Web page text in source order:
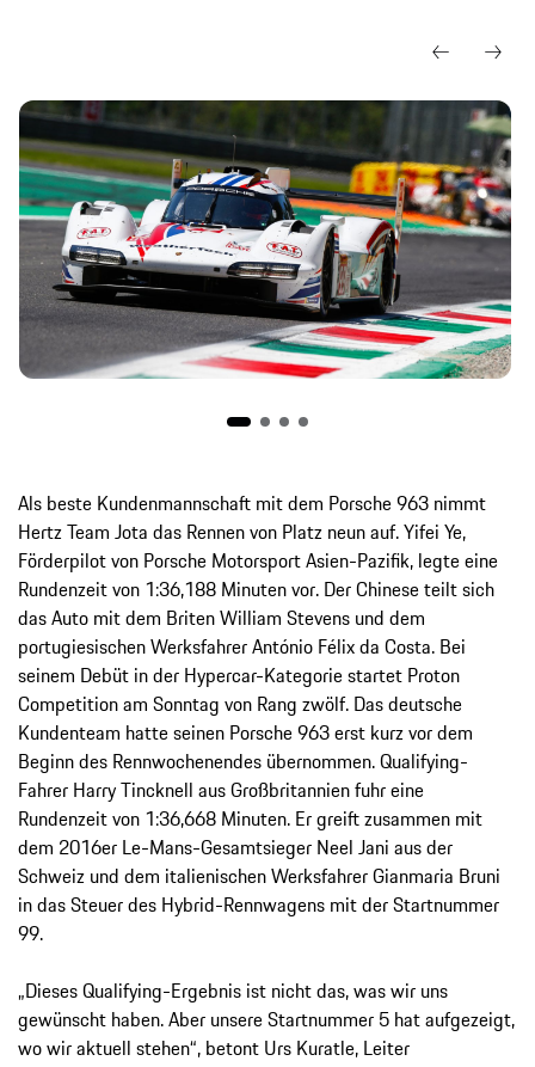
Als beste Kundenmannschaft mit dem Porsche 963 nimmt
Hertz Team Jota das Rennen von Platz neun auf. Yifei Ye,
Förderpilot von Porsche Motorsport Asien-Pazifik, legte eine
Rundenzeit von 1:36,188 Minuten vor. Der Chinese teilt sich
das Auto mit dem Briten William Stevens und dem
portugiesischen Werksfahrer António Félix da Costa. Bei
seinem Debüt in der Hypercar-Kategorie startet Proton
Competition am Sonntag von Rang zwölf. Das deutsche
Kundenteam hatte seinen Porsche 963 erst kurz vor dem
Beginn des Rennwochenendes übernommen. Qualifying-
Fahrer Harry Tincknell aus Großbritannien fuhr eine
Rundenzeit von 1:36,668 Minuten. Er greift zusammen mit
dem 2016er Le-Mans-Gesamtsieger Neel Jani aus der
Schweiz und dem italienischen Werksfahrer Gianmaria Bruni
in das Steuer des Hybrid-Rennwagens mit der Startnummer
99.
„Dieses Qualifying-Ergebnis ist nicht das, was wir uns
gewünscht haben. Aber unsere Startnummer 5 hat aufgezeigt,
wo wir aktuell stehen“, betont Urs Kuratle, Leiter